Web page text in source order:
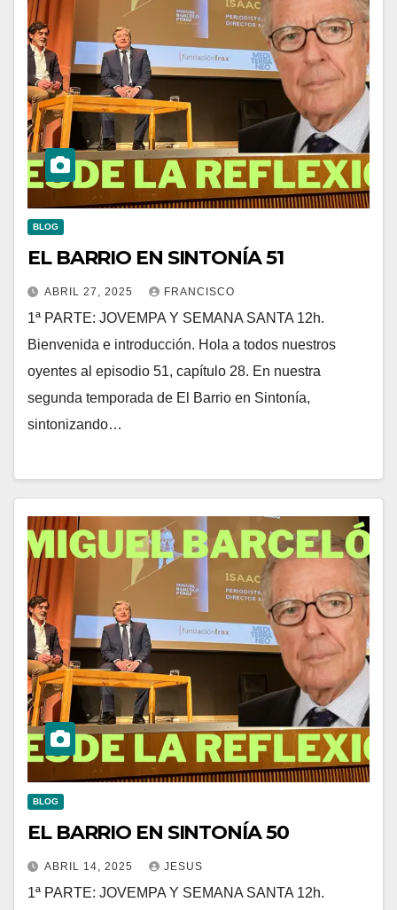
BLOG
EL BARRIO EN SINTONÍA 51
ABRIL 27, 2025 FRANCISCO
1ª PARTE: JOVEMPA Y SEMANA SANTA 12h.
Bienvenida e introducción. Hola a todos nuestros
oyentes al episodio 51, capítulo 28. En nuestra
segunda temporada de El Barrio en Sintonía,
sintonizando…
BLOG
EL BARRIO EN SINTONÍA 50
ABRIL 14, 2025 JESUS
1ª PARTE: JOVEMPA Y SEMANA SANTA 12h.